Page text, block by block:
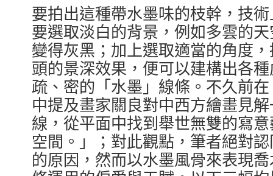
要拍出這種帶水墨味的枝幹，技
要選取淡白的背景，例如多雲的
變得灰黑；加上選取適當的角度
頭的景深效果，便可以建構出各
疏、密的「水墨」線條。不久前
中提及畫家關良對中西方繪畫見
線，從平面中找到舉世無雙的寫
空間。」；對此觀點，筆者絕對
的原因，然而以水墨風骨來表現